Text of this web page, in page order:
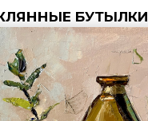
БУТЫЛКИ